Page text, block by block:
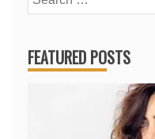
for:
FEATURED POSTS